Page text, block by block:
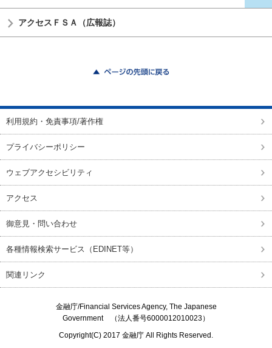
アクセスＦＳＡ（広報誌）
利用規約・免責事項/著作権
プライバシーポリシー
ウェブアクセシビリティ
アクセス
御意見・問い合わせ
各種情報検索サービス（EDINET等）
関連リンク
金融庁/Financial Services Agency, The Japanese
Government（法人番号6000012010023）
Copyright(C) 2017 金融庁 All Rights Reserved.